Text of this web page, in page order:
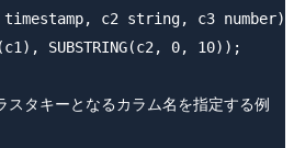
timestamp, c2 string, c3 number)
SUBSTRING(c2, 0, 10));
タキーとなるカラム名を指定する例